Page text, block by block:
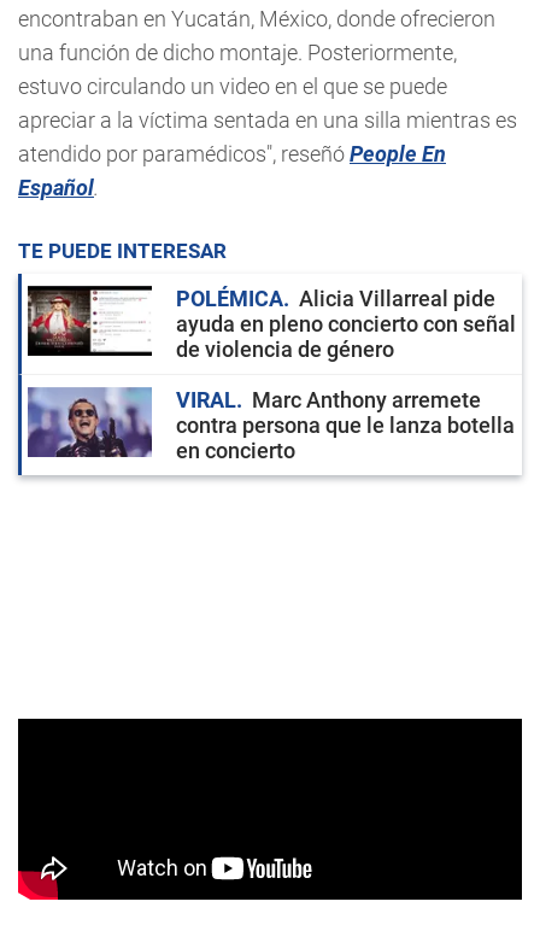
encontraban en Yucatán, México, donde ofrecieron
una función de dicho montaje. Posteriormente,
estuvo circulando un video en el que se puede
apreciar a la víctima sentada en una silla mientras es
atendido por paramédicos", reseñóPeople En
Español.
TE PUEDE INTERESAR
POLÉMICA
Alicia Villarreal pide
ayuda en pleno concierto con señal
de violencia de género
VIRAL
Marc Anthony arremete
contra persona que le lanza botella
en concierto